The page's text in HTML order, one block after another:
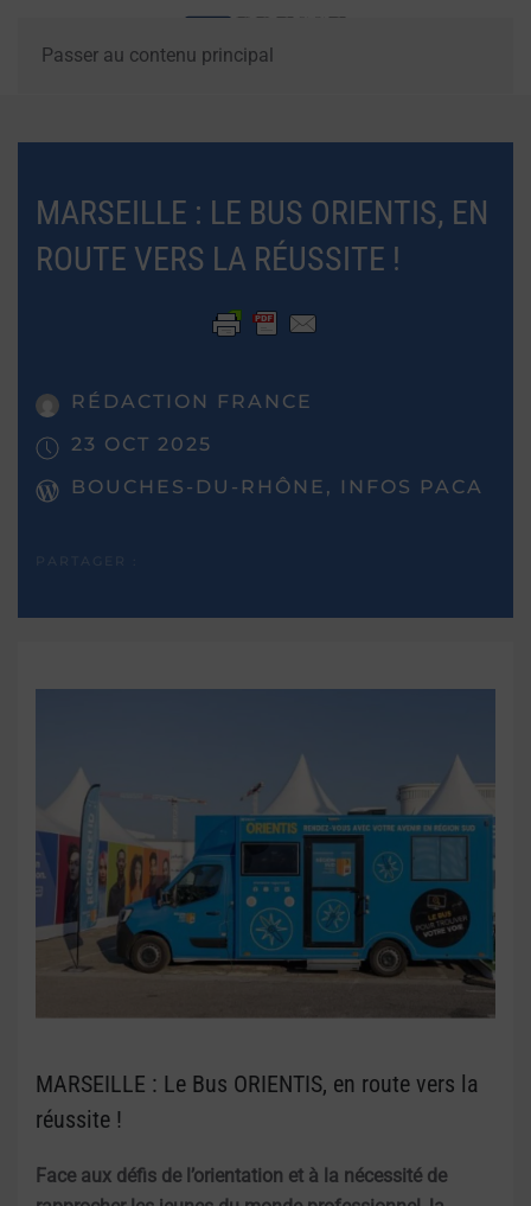
Passer au contenu principal
MARSEILLE : LE BUS ORIENTIS, EN
ROUTE VERS LA RÉUSSITE !
RÉDACTION FRANCE
23 OCT 2025
BOUCHES-DU-RHÔNE, INFOS PACA
MARSEILLE : Le Bus ORIENTIS, en route vers la
réussite !
Face aux défis de l’orientation et à la nécessité de